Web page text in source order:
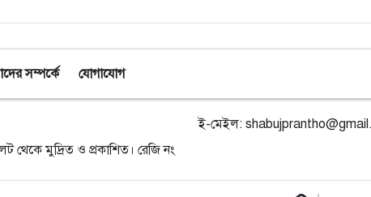
সম্পর্কে যোগাযোগ
থেকে মুদ্রিত ও প্রকাশিত। রেজি নং
ই-মেইল: